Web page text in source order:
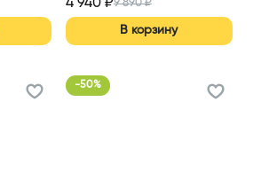
4 940₽9 890₽
В корзину
-50%